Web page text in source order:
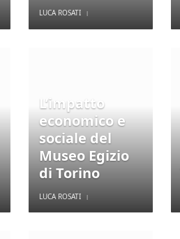
LUCA ROSATI
L’impatto
economico e
sociale del
Museo Egizio
di Torino
LUCA ROSATI